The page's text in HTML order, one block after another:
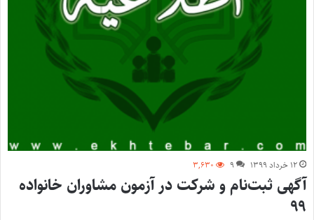
۱۲ خرداد ۱۳۹۹ ۹ ۳,۶۳۰
آگهی ثبت‌نام و شرکت در آزمون مشاوران خانواده
۹۹